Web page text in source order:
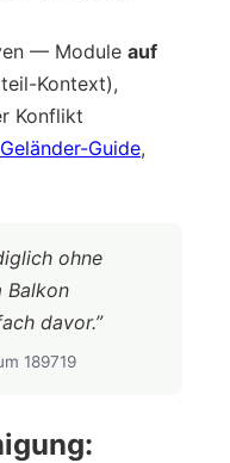
— Module auf
Kontext),
Konflikt
Geländer-Guide,
ohne
Balkon
davor.”
189719